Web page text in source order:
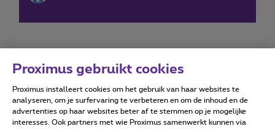
Forumvoorwaarden Accessibility statement
Proximus gebruikt cookies
Proximus installeert cookies om het gebruik van haar websites te
analyseren, om je surfervaring te verbeteren en om de inhoud en de
advertenties op haar websites beter af te stemmen op je mogelijke
interesses. Ook partners met wie Proximus samenwerkt kunnen via